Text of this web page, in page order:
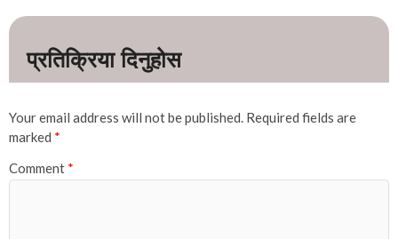
Your email address will not be published. Required fields are
marked *
Comment *